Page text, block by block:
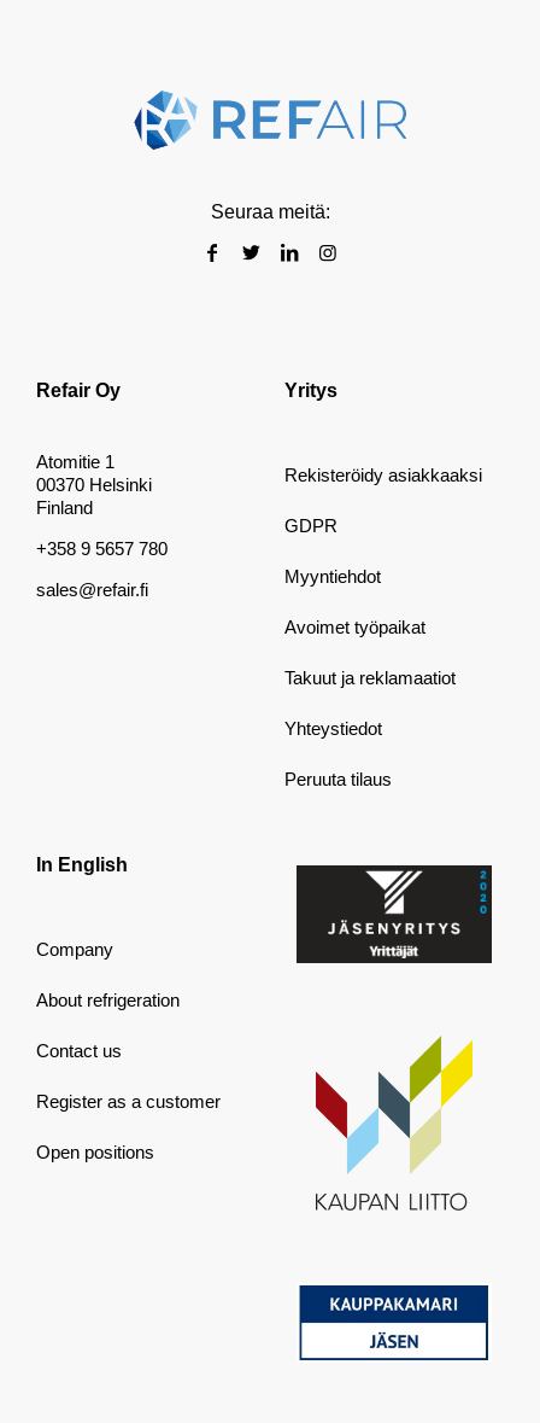
Seuraa meitä:
Refair Oy
Atomitie 1
00370 Helsinki
Finland
+358 9 5657 780
sales@refair.fi
Yritys
Rekisteröidy asiakkaaksi
GDPR
Myyntiehdot
Avoimet työpaikat
Takuut ja reklamaatiot
Yhteystiedot
Peruuta tilaus
In English
Company
About refrigeration
Contact us
Register as a customer
Open positions